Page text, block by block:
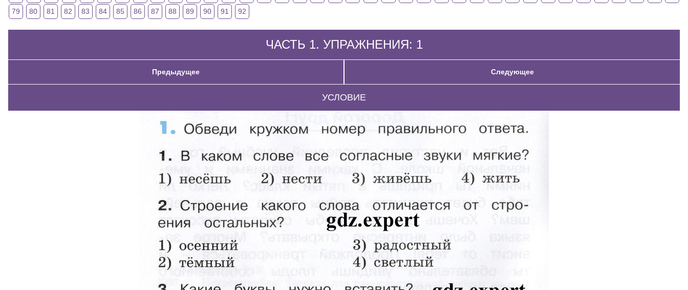
79
80 81 82 83 84 85 86 87 88 89 90 91 92
ЧАСТЬ 1. УПРАЖНЕНИЯ: 1
Предыдущее Следующее
УСЛОВИЕ